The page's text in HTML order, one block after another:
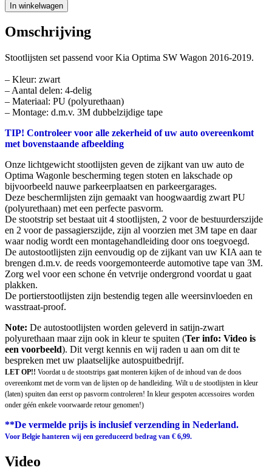
In winkelwagen
Omschrijving
Stootlijsten set passend voor Kia Optima SW Wagon 2016-2019.
– Kleur: zwart
– Aantal delen: 4-delig
– Materiaal: PU (polyurethaan)
– Montage: d.m.v. 3M dubbelzijdige tape
TIP! Controleer voor alle zekerheid of uw auto overeenkomt
met bovenstaande afbeelding
Onze lichtgewicht stootlijsten geven de zijkant van uw auto de
Optima Wagonle bescherming tegen stoten en lakschade op
bijvoorbeeld nauwe parkeerplaatsen en parkeergarages.
Deze beschermlijsten zijn gemaakt van hoogwaardig zwart PU
(polyurethaan) met een perfecte pasvorm.
De stootstrip set bestaat uit 4 stootlijsten, 2 voor de bestuurderszijde
en 2 voor de passagierszijde, zijn al voorzien met 3M tape en daar
waar nodig wordt een montagehandleiding door ons toegvoegd.
De autostootlijsten zijn eenvoudig op de zijkant van uw KIA aan te
brengen d.m.v. de reeds voorgemonteerde automotive tape van 3M.
Zorg wel voor een schone én vetvrije ondergrond voordat u gaat
plakken.
De portierstootlijsten zijn bestendig tegen alle weersinvloeden en
wasstraat-proof.
Note: De autostootlijsten worden geleverd in satijn-zwart
polyurethaan maar zijn ook in kleur te spuiten (Ter info: Video is
een voorbeeld). Dit vergt kennis en wij raden u aan om dit te
bespreken met uw plaatselijke autospuitbedrijf.
LET OP!! Voordat u de stootstrips gaat monteren kijken of de inhoud van de doos
overeenkomt met de vorm van de lijsten op de handleiding. Wilt u de stootlijsten in kleur
(laten) spuiten dan eerst op pasvorm controleren! In kleur gespoten accessoires worden
onder géén enkele voorwaarde retour genomen!)
**De vermelde prijs is inclusief verzending in Nederland.
Voor Belgie hanteren wij een gereduceerd bedrag van € 6,99.
Video